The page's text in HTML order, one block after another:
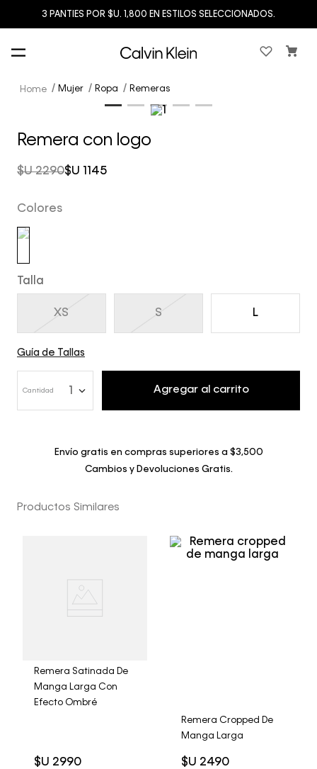
3 PANTIES POR $U. 1,800 EN ESTILOS SELECCIONADOS.
Mujer Ropa Remeras
Remera con logo
$U 1145
$U 2290
Colores
Talla
XS S L
Guía de Tallas
Cantidad Agregar al carrito
Envío gratis en compras superiores a $3,500
Cambios y Devoluciones Gratis.
Productos Similares
Remera Satinada De
Manga Larga Con
Efecto Ombré
$U 2990
Remera Cropped De
Manga Larga
$U 2490